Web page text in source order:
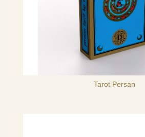
Tarot Persan